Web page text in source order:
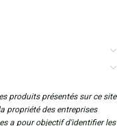
produits présentés sur ce site
propriété des entreprises
a pour objectif d'identifier les